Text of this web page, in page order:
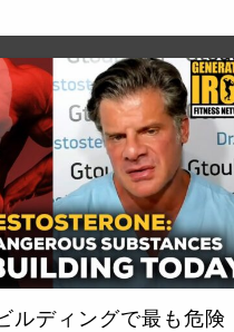
ルディングで最も危険